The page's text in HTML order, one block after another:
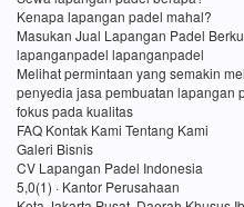
Kenapa lapangan padel mahal?
Masukan Jual Lapangan Padel
lapanganpadel lapanganpadel
Melihat permintaan yang semakin
penyedia jasa pembuatan lapangan
fokus pada kualitas
FAQ Kontak Kami Tentang Kami
Galeri Bisnis
CV Lapangan Padel Indonesia
5,0(1) · Kantor Perusahaan